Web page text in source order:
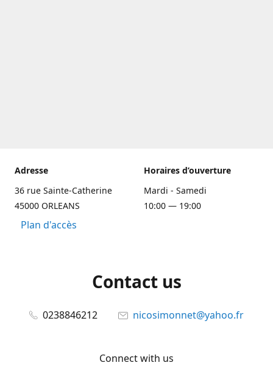
Adresse
36 rue Sainte-Catherine
45000 ORLEANS
Plan d'accès
Horaires d’ouverture
Mardi - Samedi
10:00 — 19:00
Contact us
0238846212 nicosimonnet@yahoo.fr
Connect with us